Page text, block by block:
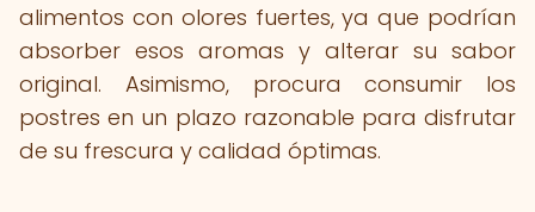
alimentos con olores fuertes, ya que podrían
absorber esos aromas y alterar su sabor
original. Asimismo, procura consumir los
postres en un plazo razonable para disfrutar
de su frescura y calidad óptimas.